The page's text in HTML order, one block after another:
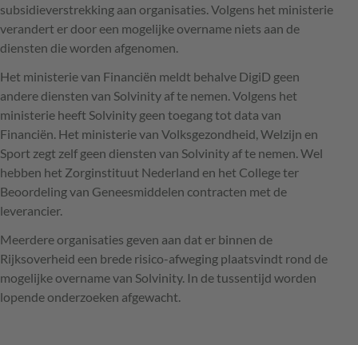
subsidieverstrekking aan organisaties. Volgens het ministerie
verandert er door een mogelijke overname niets aan de
diensten die worden afgenomen.
Het ministerie van Financiën meldt behalve DigiD geen
andere diensten van Solvinity af te nemen. Volgens het
ministerie heeft Solvinity geen toegang tot data van
Financiën. Het ministerie van Volksgezondheid, Welzijn en
Sport zegt zelf geen diensten van Solvinity af te nemen. Wel
hebben het Zorginstituut Nederland en het College ter
Beoordeling van Geneesmiddelen contracten met de
leverancier.
Meerdere organisaties geven aan dat er binnen de
Rijksoverheid een brede risico-afweging plaatsvindt rond de
mogelijke overname van Solvinity. In de tussentijd worden
lopende onderzoeken afgewacht.